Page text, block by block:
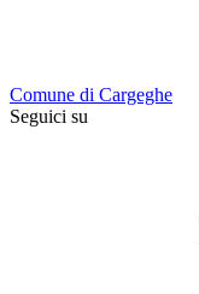
Comune di Cargeghe
Seguici su